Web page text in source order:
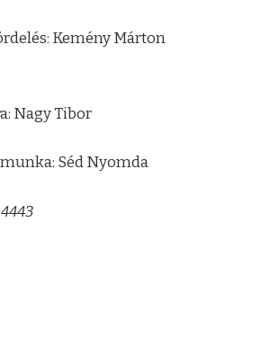
Kemény Márton
Nagy Tibor
Séd Nyomda